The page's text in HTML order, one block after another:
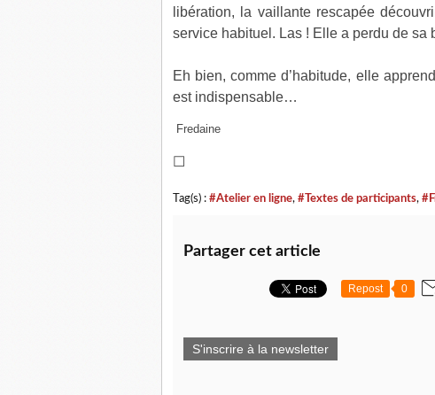
libération, la vaillante rescapée
service habituel. Las ! Elle a perdu de sa
Eh bien, comme d’habitude, elle
est indispensable…
Fredaine
☐
Tag(s) : #Atelier en ligne, #Textes de participants,
Partager cet article
Repost 0
S'inscrire à la newsletter